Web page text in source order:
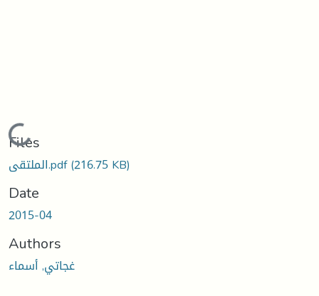
Loading...
Files
الملتقى.pdf(216.75 KB)
Date
2015-04
Authors
غجاتي, أسماء